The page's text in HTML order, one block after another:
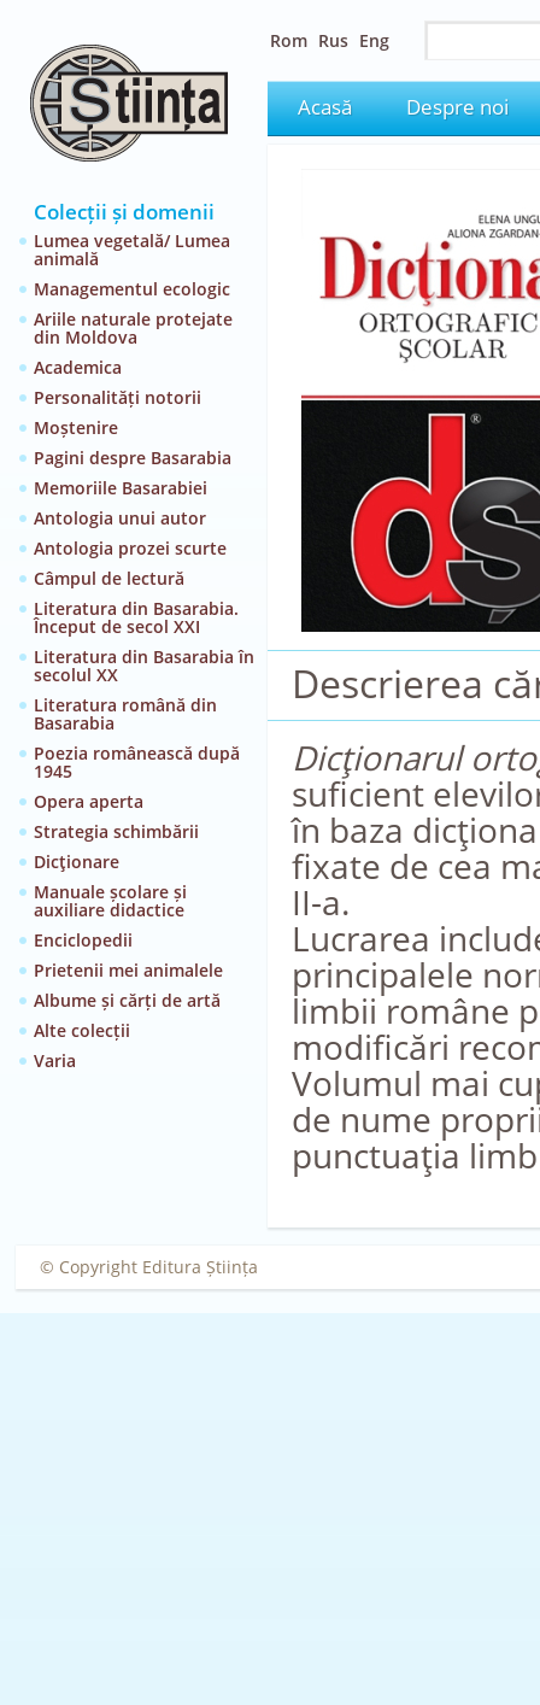
Colecții și domenii
Lumea vegetală/ Lumea
animală
Managementul ecologic
Ariile naturale protejate
din Moldova
Academica
Personalități notorii
Moștenire
Pagini despre Basarabia
Memoriile Basarabiei
Antologia unui autor
Antologia prozei scurte
Câmpul de lectură
Literatura din Basarabia.
Început de secol XXI
Literatura din Basarabia în
secolul XX
Literatura română din
Basarabia
Poezia românească după
1945
Opera aperta
Strategia schimbării
Dicţionare
Manuale școlare și
auxiliare didactice
Enciclopedii
Prietenii mei animalele
Albume și cărți de artă
Alte colecții
Varia
Rom Rus Eng
Acasă Despre noi
Descrierea
Dicţionarul
suficient
în baza
fixate de cea
II-a.
Lucrarea
principalele
limbii române
modificări
Volumul mai
de nume
punctuaţia
© Copyright Editura Știința